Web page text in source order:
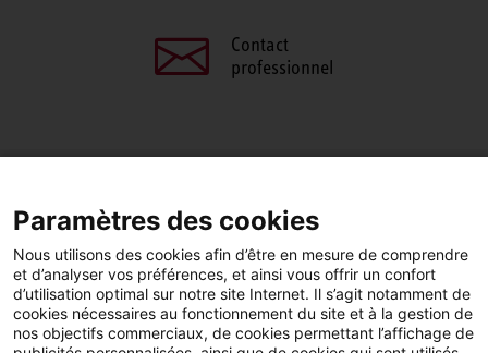
Contact
professionnel
FacebookLinkedIn
Paramètres des cookies
Nous utilisons des cookies afin d’être en mesure de comprendre
et d’analyser vos préférences, et ainsi vous offrir un confort
d’utilisation optimal sur notre site Internet. Il s’agit notamment de
cookies nécessaires au fonctionnement du site et à la gestion de
nos objectifs commerciaux, de cookies permettant l’affichage de